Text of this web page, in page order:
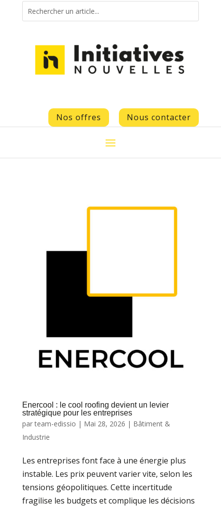
Nos offres Nous contacter
Enercool : le cool roofing devient un levier
stratégique pour les entreprises
parteam-edissio | Mai 28, 2026 | Bâtiment &
Industrie
Les entreprises font face à une énergie plus
instable. Les prix peuvent varier vite, selon les
tensions géopolitiques. Cette incertitude
fragilise les budgets et complique les décisions